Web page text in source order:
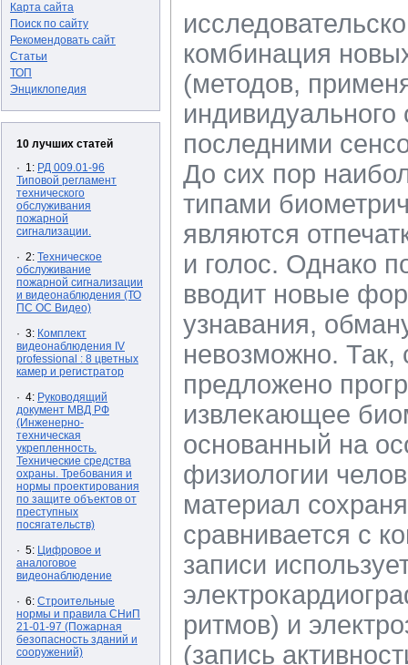
Карта сайта
Поиск по сайту
Рекомендовать сайт
Статьи
ТОП
Энциклопедия
10 лучших статей
· 1: РД 009.01-96
Типовой регламент
технического
обслуживания
пожарной
сигнализации.
· 2: Техническое
обслуживание
пожарной сигнализации
и видеонаблюдения (ТО
ПС ОС Видео)
· 3: Комплект
видеонаблюдения IV
professional : 8 цветных
камер и регистратор
· 4: Руководящий
документ МВД РФ
(Инженерно-
техническая
укрепленность.
Технические средства
охраны. Требования и
нормы проектирования
по защите объектов от
преступных
посягательств)
· 5: Цифровое и
аналоговое
видеонаблюдение
· 6: Строительные
нормы и правила СНиП
21-01-97 (Пожарная
безопасность зданий и
сооружений)
комбинация
(методов,
индивидуального
последними
До сих пор
типами
являются
и голос. Однако
вводит новые
узнавания,
невозможно. Так,
предложено
извлекающее
основанный на
физиологии
материал
сравнивается с
записи
ритмов) и
(запись